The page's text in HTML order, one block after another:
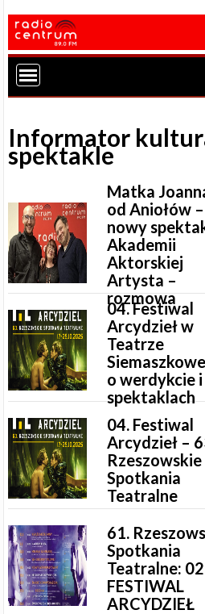
Informator
spektakle
Matka
od Aniołów –
nowy
Akademii
Aktorskiej
Artysta –
rozmowa
04. Festiwal
Arcydzieł w
Teatrze
o werdykcie i
spektaklach
04. Festiwal
Arcydzieł –
Rzeszowskie
Spotkania
Teatralne
61.
Spotkania
Teatralne:
FESTIWAL
ARCYDZIEŁ